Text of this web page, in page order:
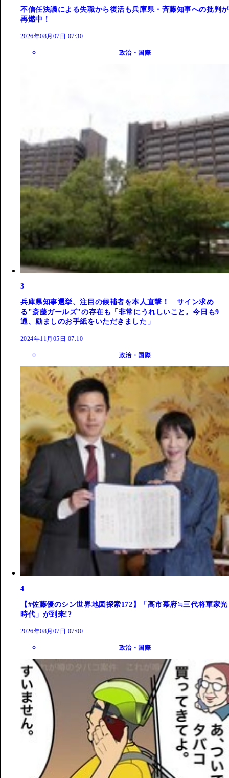
不信任決議による失職から復活も兵庫県・斉藤知事への批判が
再燃中！
2026年08月07日 07:30
政治・国際
3
兵庫県知事選挙、注目の候補者を本人直撃！ サイン求め
る"斎藤ガールズ"の存在も「非常にうれしいこと。今日も9
通、励ましのお手紙をいただきました」
2024年11月05日 07:10
政治・国際
4
【#佐藤優のシン世界地図探索172】「高市幕府≒三代将軍家光
時代」が到来!?
2026年08月07日 07:00
政治・国際